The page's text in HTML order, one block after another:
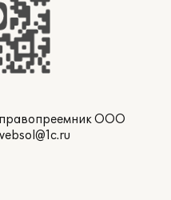
ООО